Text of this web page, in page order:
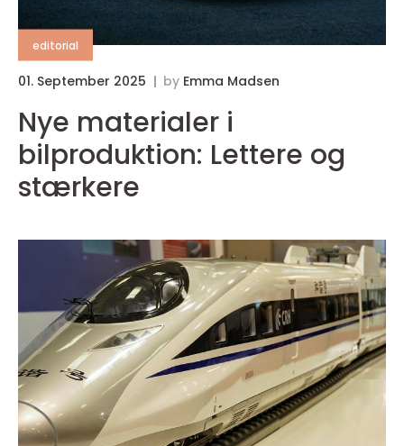
editorial
01. September 2025 by Emma Madsen
Nye materialer i
bilproduktion: Lettere og
stærkere